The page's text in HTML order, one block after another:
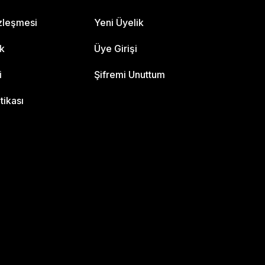
Yeni Üyelik
Üye Girişi
Şifremi Unuttum